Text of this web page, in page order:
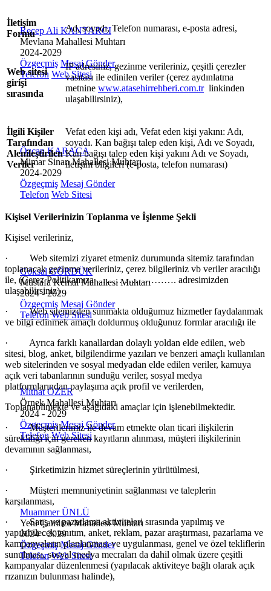
Recep Ali KANTARCI
Mevlana Mahallesi Muhtarı
2024-2029
Özgeçmiş Mesaj Gönder
Telefon Web Sitesi
Özcan KARACA
Mimar Sinan Mahallesi Muhtarı
2024-2029
Özgeçmiş Mesaj Gönder
Telefon Web Sitesi
Göksal GÖRDÜK
Mustafa Kemal Mahallesi Muhtarı
2024 - 2029
Özgeçmiş Mesaj Gönder
Telefon Web Sitesi
Mithat ÖZER
Örnek Mahallesi Muhtarı
2024 - 2029
Özgeçmiş Mesaj Gönder
Telefon Web Sitesi
Muammer ÜNLÜ
Yeni Çamlıca Mahallesi Muhtarı
2024 - 2029
Özgeçmiş Mesaj Gönder
Telefon Web Sitesi
İletişim
Formu
Ad, soyadı, Telefon numarası, e-posta adresi,
Web sitesi
girişi
sırasında
IP adresiniz, gezinme verileriniz, çeşitli çerezler
vasıtası ile edinilen veriler (çerez aydınlatma
metnine www.atasehirrehberi.com.tr linkinden
ulaşabilirsiniz),
İlgili Kişiler
Tarafından
Alenileştirilen
Veriler
Vefat eden kişi adı, Vefat eden kişi yakını: Adı,
soyadı. Kan bağışı talep eden kişi, Adı ve Soyadı,
Kan bağışı talep eden kişi yakını Adı ve Soyadı,
iletişim bilgileri (e-posta, telefon numarası)
Kişisel Verilerinizin Toplanma ve İşlenme Şekli
Kişisel verileriniz,
·
Web sitemizi ziyaret etmeniz durumunda sitemiz tarafından
toplanacak gezinme verileriniz, çerez bilgileriniz vb veriler aracılığı
ile, (Çerez Politikamıza ……………………. adresimizden
ulaşabilirsiniz)
·
Web sitemizden sunmakta olduğumuz hizmetler faydalanmak
ve bilgi edinmek amaçlı doldurmuş olduğunuz formlar aracılığı ile
·
Ayrıca farklı kanallardan dolaylı yoldan elde edilen, web
sitesi, blog, anket, bilgilendirme yazıları ve benzeri amaçlı kullanılan
web sitelerinden ve sosyal medyadan elde edilen veriler, kamuya
açık veri tabanlarının sunduğu veriler, sosyal medya
platformlarından paylaşıma açık profil ve verilerden,
Toplanabilmekte ve aşağıdaki amaçlar için işlenebilmektedir.
·
Müşterilerimiz ile devam etmekte olan ticari ilişkilerin
sürekliliği için gereken kayıtların alınması, müşteri ilişkilerinin
devamının sağlanması,
·
Şirketimizin hizmet süreçlerinin yürütülmesi,
·
Müşteri memnuniyetinin sağlanması ve taleplerin
karşılanması,
·
Satış ve pazarlama aktiviteleri sırasında yapılmış ve
yapılabilecek tanıtım, anket, reklam, pazar araştırması, pazarlama ve
kampanyaların planlanması ve uygulanması, genel ve özel tekliflerin
sunulması, sosyal medya mecraları da dahil olmak üzere çeşitli
kampanyalar düzenlenmesi (yapılacak aktiviteye bağlı olarak açık
rızanızın bulunması halinde),